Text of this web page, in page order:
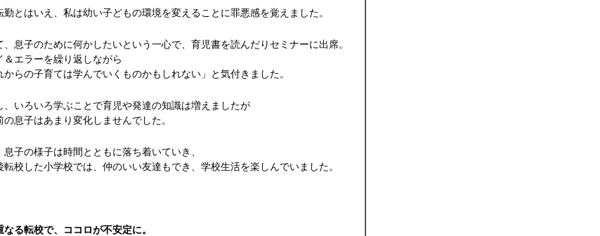
勤とはいえ、私は幼い子どもの環境を変えることに罪悪感を覚えました。
、息子のために何かしたいという一心で、育児書を読んだりセミナーに出席。
＆エラーを繰り返しながら
からの子育ては学んでいくものかもしれない」と気付きました。
、いろいろ学ぶことで育児や発達の知識は増えましたが
の息子はあまり変化しませんでした。
息子の様子は時間とともに落ち着いていき、
転校した小学校では、仲のいい友達もでき、学校生活を楽しんでいました。
る転校で、ココロが不安定に。